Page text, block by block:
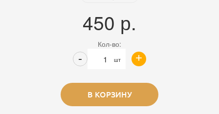
450 р.
Кол-во:
шт +
-
В КОРЗИНУ